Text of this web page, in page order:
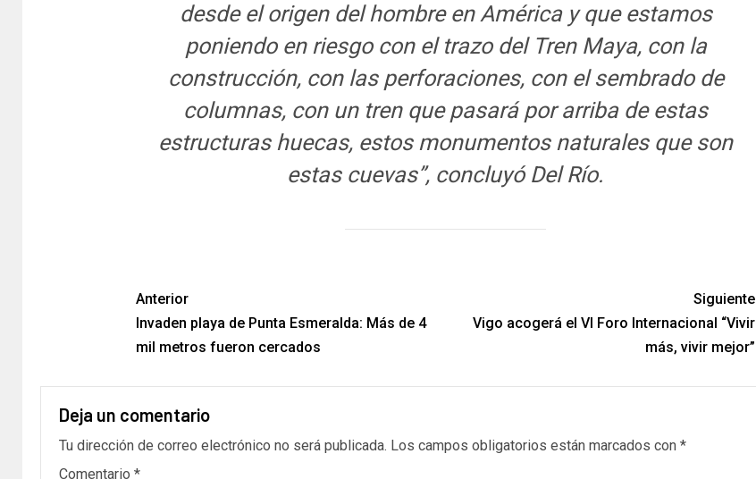
desde el origen del hombre en América y que estamos
poniendo en riesgo con el trazo del Tren Maya, con la
construcción, con las perforaciones, con el sembrado de
columnas, con un tren que pasará por arriba de estas
estructuras huecas, estos monumentos naturales que son
estas cuevas”, concluyó Del Río.
Anterior
Invaden playa de Punta Esmeralda: Más de 4
mil metros fueron cercados
Siguiente
Vigo acogerá el VI Foro Internacional “Vivir
más, vivir mejor”
Deja un comentario
Tu dirección de correo electrónico no será publicada. Los campos obligatorios están marcados con *
Comentario *